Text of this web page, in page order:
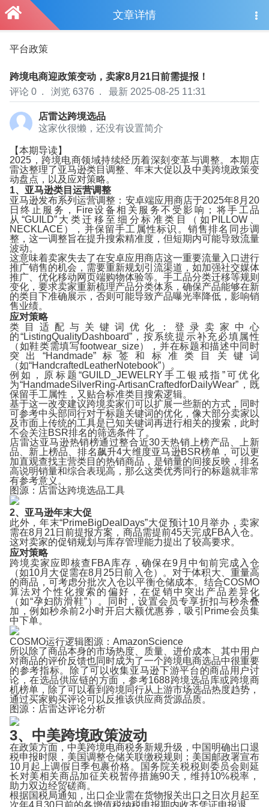
文章详情
平台政策
跨境电商迎政策变动，卖家8月21日前需提报！
评论 0 . 浏览 6376 . 最新 2025-08-25 11:31
店雷达跨境选品
这家伙很懒，还没有设置简介
【本期导读】
2025，跨境电商领域持续经历着深刻变革与调整。本期店
雷达整理了亚马逊类目调整、年末大促以及中美跨境政策变
动盘点，以及应对策略。
1、亚马逊类目运营调整
亚马逊发布系列运营调整：安卓端应用商店于2025年8月20
日终止服务，Fire设备相关服务不受影响；将手工品
从“GUILD”大类迁移至细分标准类目（如PILLOW、
NECKLACE），并保留手工属性标识。销售排名同步调
整，这一调整旨在提升搜索精准度，但短期内可能导致流量
波动。
这意味着卖家失去了在安卓应用商店这一重要流量入口进行
推广销售的机会，需要重新规划引流渠道，如加强社交媒体
推广、优化移动网页端购物体验等。手工品分类迁移等规则
变化，要求卖家重新梳理产品分类体系，确保产品能够在新
的类目下准确展示，否则可能导致产品曝光率降低，影响销
售业绩。
应对策略
类目适配与关键词优化：登录卖家中心
的“ListingQualityDashboard”，按系统提示补充必填属性
（如鞋类需填写footwear_size），并在标题和描述中同时
突出“Handmade”标签和标准类目关键词
（如“HandcraftedLeatherNotebook”）。
例如，原标题“GUILD_JEWELRY手工银戒指”可优化
为“HandmadeSilverRing-ArtisanCraftedforDailyWear”，既
保留手工属性，又贴合标准类目搜索逻辑。
基于这一改变建议跨境卖家们可以扩展一些新的方式，同时
可参考中头部同行对于标题关键词的优化，像大部分卖家以
及市面上传统的工具是已知关键词再进行相关的搜索，此时
不会关注BSR排名的筛选条件了。
店雷达亚马逊热销榜通过整合近30天热销上榜产品、上新
品、新上榜品、排名飙升4大维度亚马逊BSR榜单，可以更
加直观查找主营类目的热销商品，是销量的间接反映，排名
高说明销量和综合表现高，那么这类优秀同行的标题就非常
有参考意义。
图源： 店雷达跨境选品工具
2、亚马逊年末大促
此外，年末“PrimeBigDealDays”大促预计10月举办，卖家
需在8月21日前提报方案，商品需提前45天完成FBA入仓。
这对卖家的促销规划与库存管理能力提出了较高要求。
应对策略
跨境卖家应即核查FBA库存，确保在9月中旬前完成入仓
（如10月大促需在8月25日前入仓）。对于体积大、重量高
的商品，可考虑分批次入仓以平衡仓储成本。结合COSMO
算法对个性化搜索的偏好，在促销中突出产品差异化
（如“孕妇防滑鞋”）。同时，设置会员专享折扣与秒杀叠
加，例如秒杀前2小时开启大额优惠券，吸引Prime会员集
中下单。
COSMO运行逻辑图源：AmazonScience
所以除了商品本身的市场热度、质量、进价成本、其中用户
对商品的评价反馈也同时成为了一个跨境电商选品中很重要
的参考指标。除了可以收集亚马逊下游平台的商品用户讨
论，在选品供应链的方面，参考1688跨境选品库或跨境商
机榜单 ，除了可以看到跨境同行从上游市场选品热度趋势，
通过买家购买评论可以反推该供应商货源品质。
图源： 店雷达评论分析
3、中美跨境政策波动
在政策方面，中美跨境电商税务新规升级，中国明确出口退
税申报时限，美国调整仓储关联缴税规则；美国邮政署宣布
10月起上调假日季包裹价格。国务院关税税则委员会则延
长对美相关商品加征关税暂停措施90天，维持10%税率，
助力双边经贸磋商。
根据国税局通知，出口企业需在货物报关出口之日次月起至
次年4月30日前的各增值税纳税申报期内收齐凭证申报退